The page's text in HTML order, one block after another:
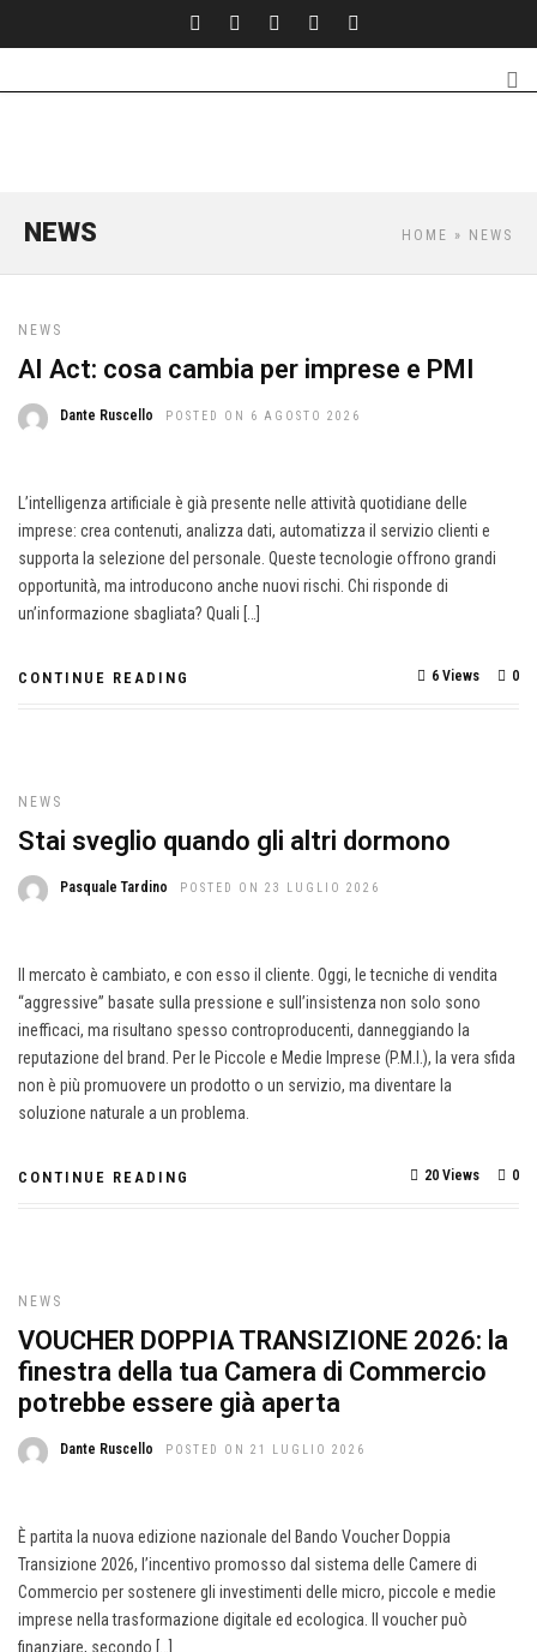
HOME » NEWS
NEWS
NEWS
AI Act: cosa cambia per imprese e PMI
Dante Ruscello POSTED ON 6 AGOSTO 2026
L’intelligenza artificiale è già presente nelle attività quotidiane delle
imprese: crea contenuti, analizza dati, automatizza il servizio clienti e
supporta la selezione del personale. Queste tecnologie offrono grandi
opportunità, ma introducono anche nuovi rischi. Chi risponde di
un’informazione sbagliata? Quali […]
CONTINUE READING 0
6 Views
NEWS
Stai sveglio quando gli altri dormono
Pasquale Tardino POSTED ON 23 LUGLIO 2026
Il mercato è cambiato, e con esso il cliente. Oggi, le tecniche di vendita
“aggressive” basate sulla pressione e sull’insistenza non solo sono
inefficaci, ma risultano spesso controproducenti, danneggiando la
reputazione del brand. Per le Piccole e Medie Imprese (P.M.I.), la vera sfida
non è più promuovere un prodotto o un servizio, ma diventare la
soluzione naturale a un problema.
CONTINUE READING 0
20 Views
NEWS
VOUCHER DOPPIA TRANSIZIONE 2026: la
finestra della tua Camera di Commercio
potrebbe essere già aperta
Dante Ruscello POSTED ON 21 LUGLIO 2026
È partita la nuova edizione nazionale del Bando Voucher Doppia
Transizione 2026, l’incentivo promosso dal sistema delle Camere di
Commercio per sostenere gli investimenti delle micro, piccole e medie
imprese nella trasformazione digitale ed ecologica. Il voucher può
finanziare, secondo […]